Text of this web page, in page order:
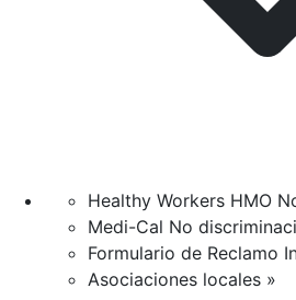
Healthy Workers HMO
Medi-Cal No
Formulario de Reclamo
Asociaciones locales »